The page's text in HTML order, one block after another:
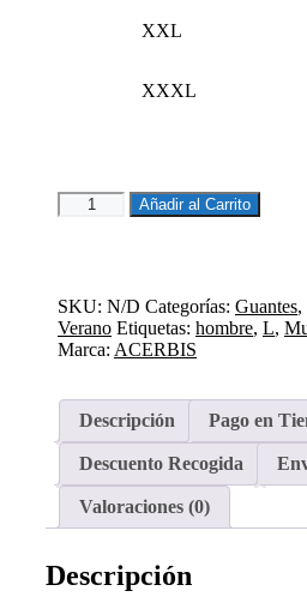
XXL
XXXL
GUANTES
ACERBIS
cantidad
Añadir al Carrito
SKU: N/D Categorías: Guantes,
Verano Etiquetas: hombre, L,
Marca: ACERBIS
Descripción Pago en
Descuento Recogida
Valoraciones (0)
Descripción